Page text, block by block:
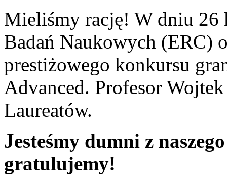
Mieliśmy rację! W dniu 26
Badań Naukowych (ERC)
prestiżowego konkursu
Advanced. Profesor
Laureatów.
Jesteśmy dumni z
gratulujemy!